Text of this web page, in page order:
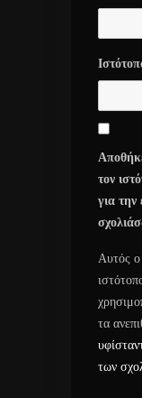
τον
για
Αυτός ο
τα
των